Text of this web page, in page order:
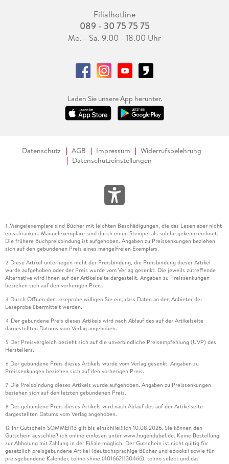
Filialhotline
089 - 30 75 75 75
Mo. - Sa. 9.00 - 18.00 Uhr
Laden Sie unsere App herunter.
Datenschutz AGB Impressum
Widerrufsbelehrung
Datenschutzeinstellungen
1 Mängelexemplare sind Bücher mit leichten Beschädigungen, die das Lesen aber nicht
einschränken. Mängelexemplare sind durch einen Stempel als solche gekennzeichnet.
Die frühere Buchpreisbindung ist aufgehoben. Angaben zu Preissenkungen beziehen
sich auf den gebundenen Preis eines mangelfreien Exemplars.
2 Diese Artikel unterliegen nicht der Preisbindung, die Preisbindung dieser Artikel
wurde aufgehoben oder der Preis wurde vom Verlag gesenkt. Die jeweils zutreffende
Alternative wird Ihnen auf der Artikelseite dargestellt. Angaben zu Preissenkungen
beziehen sich auf den vorherigen Preis.
3 Durch Öffnen der Leseprobe willigen Sie ein, dass Daten an den Anbieter der
Leseprobe übermittelt werden.
4 Der gebundene Preis dieses Artikels wird nach Ablauf des auf der Artikelseite
dargestellten Datums vom Verlag angehoben.
5 Der Preisvergleich bezieht sich auf die unverbindliche Preisempfehlung (UVP) des
Herstellers.
6 Der gebundene Preis dieses Artikels wurde vom Verlag gesenkt. Angaben zu
Preissenkungen beziehen sich auf den vorherigen Preis.
7 Die Preisbindung dieses Artikels wurde aufgehoben. Angaben zu Preissenkungen
beziehen sich auf den letzten gebundenen Preis.
8 Der gebundene Preis dieses Artikels wird nach Ablauf des auf der Artikelseite
dargestellten Datums vom Verlag angehoben.
12 Ihr Gutschein SOMMER13 gilt bis einschließlich 10.08.2026. Sie können den
Gutschein ausschließlich online einlösen unter www.hugendubel.de. Keine Bestellung
zur Abholung mit Zahlung in der Filiale möglich. Der Gutschein ist nicht gültig für
gesetzlich preisgebundene Artikel (deutschsprachige Bücher und eBooks) sowie für
preisgebundene Kalender, tolino shine (4016621130466), tolino select und das